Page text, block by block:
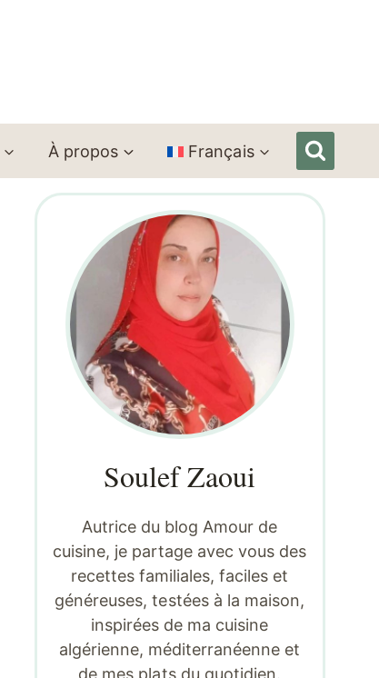
À propos Français
Soulef Zaoui
Autrice du blog Amour de
cuisine, je partage avec vous des
recettes familiales, faciles et
généreuses, testées à la maison,
inspirées de ma cuisine
algérienne, méditerranéenne et
de mes plats du quotidien.